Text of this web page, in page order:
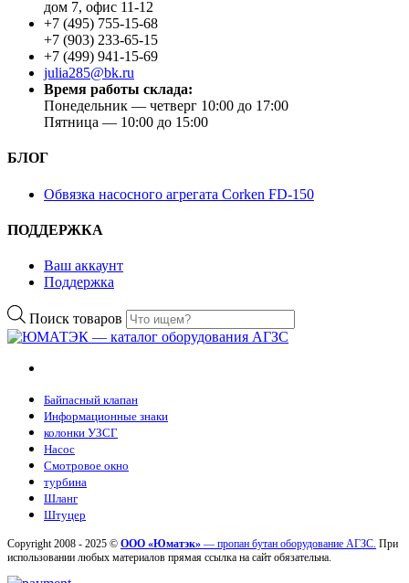
дом 7, офис 11-12
+7 (495) 755-15-68
+7 (903) 233-65-15
+7 (499) 941-15-69
julia285@bk.ru
Время работы склада:
Понедельник — четверг 10:00 до 17:00
Пятница — 10:00 до 15:00
БЛОГ
Обвязка насосного агрегата Corken FD-150
ПОДДЕРЖКА
Ваш аккаунт
Поддержка
Поиск товаров
Байпасный клапан
Информационные знаки
колонки УЗСГ
Насос
Смотровое окно
турбина
Шланг
Штуцер
Copyright 2008 - 2025 © ООО «Юматэк» — пропан бутан оборудование АГЗС. При
использовании любых материалов прямая ссылка на сайт обязательна.